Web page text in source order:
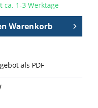
1-3 Werktage
Warenkorb
als PDF